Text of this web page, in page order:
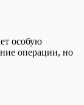
особую
операции, но